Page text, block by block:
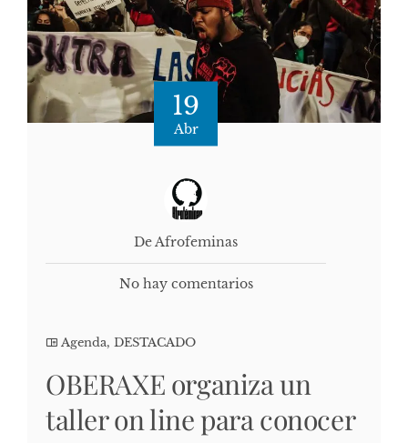
19
Abr
De Afrofeminas
No hay comentarios
Agenda, DESTACADO
OBERAXE organiza un
taller on line para conocer